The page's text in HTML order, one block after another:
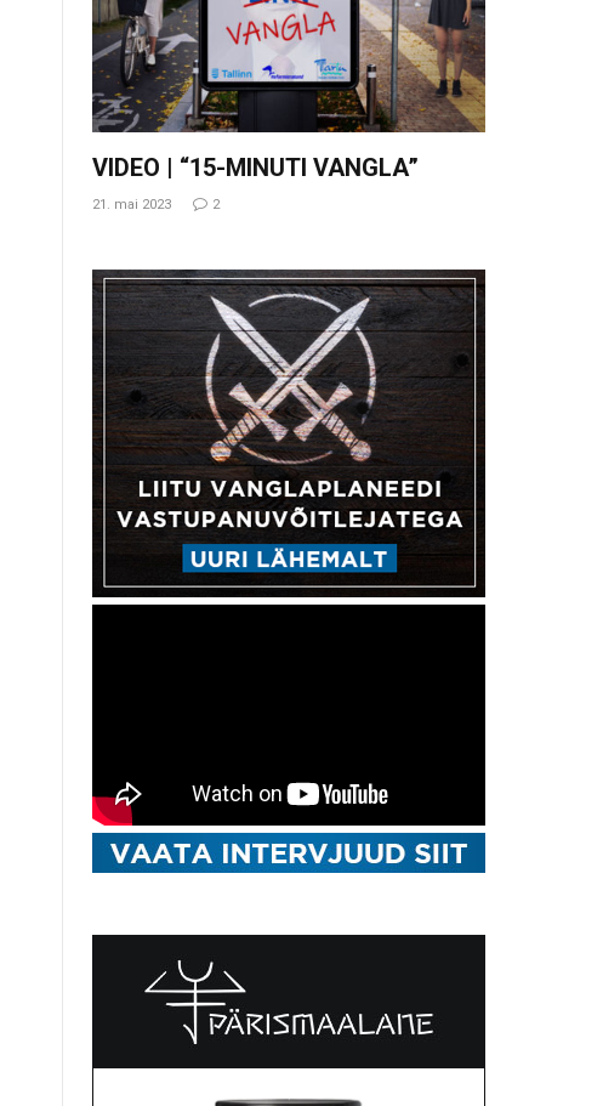
VIDEO | “15-MINUTI VANGLA”
21. mai 2023 2